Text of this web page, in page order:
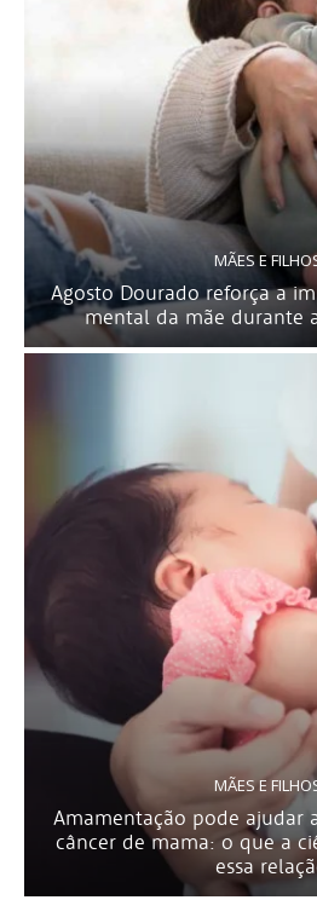
MÃES E
Agosto Dourado reforça a
mental da mãe durante
MÃES E
Amamentação pode ajudar
câncer de mama: o que a
essa